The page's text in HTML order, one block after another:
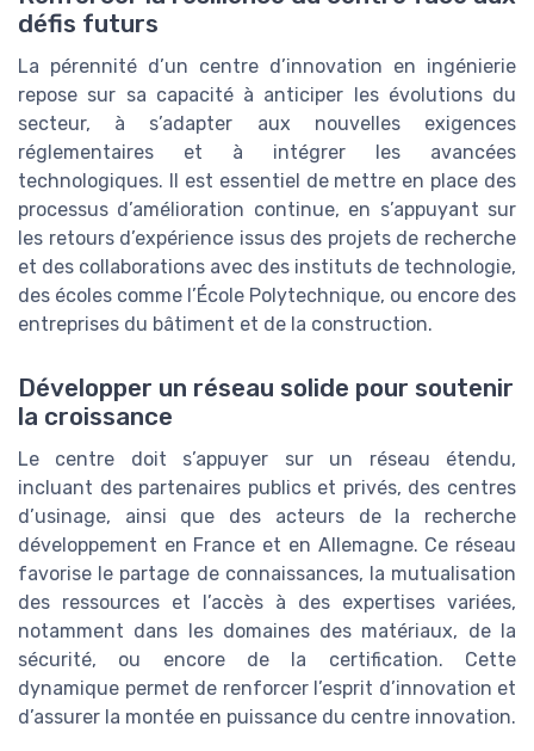
défis futurs
La pérennité d’un centre d’innovation en ingénierie
repose sur sa capacité à anticiper les évolutions du
secteur, à s’adapter aux nouvelles exigences
réglementaires et à intégrer les avancées
technologiques. Il est essentiel de mettre en place des
processus d’amélioration continue, en s’appuyant sur
les retours d’expérience issus des projets de recherche
et des collaborations avec des instituts de technologie,
des écoles comme l’École Polytechnique, ou encore des
entreprises du bâtiment et de la construction.
Développer un réseau solide pour soutenir
la croissance
Le centre doit s’appuyer sur un réseau étendu,
incluant des partenaires publics et privés, des centres
d’usinage, ainsi que des acteurs de la recherche
développement en France et en Allemagne. Ce réseau
favorise le partage de connaissances, la mutualisation
des ressources et l’accès à des expertises variées,
notamment dans les domaines des matériaux, de la
sécurité, ou encore de la certification. Cette
dynamique permet de renforcer l’esprit d’innovation et
d’assurer la montée en puissance du centre innovation.